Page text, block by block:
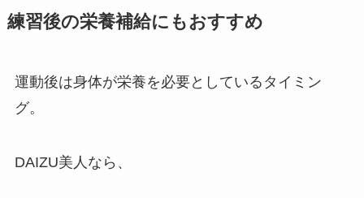
練習後の栄養補給にもおすすめ
運動後は身体が栄養を必要としているタイミン
グ。
DAIZU美人なら、